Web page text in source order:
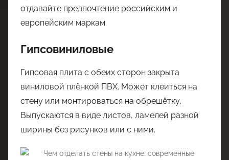
отдавайте предпочтение российским и
европейским маркам.
Гипсовиниловые
Гипсовая плита с обеих сторон закрыта
виниловой плёнкой ПВХ. Может клеиться на
стену или монтироваться на обрешётку.
Выпускаются в виде листов, ламелей разной
ширины без рисунков или с ними.